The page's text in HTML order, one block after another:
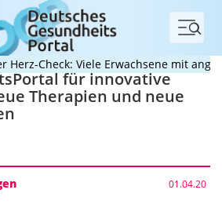
Menü
Check: Viele Erwachsene mit
für innovative
Therapien und neue
01.04.20